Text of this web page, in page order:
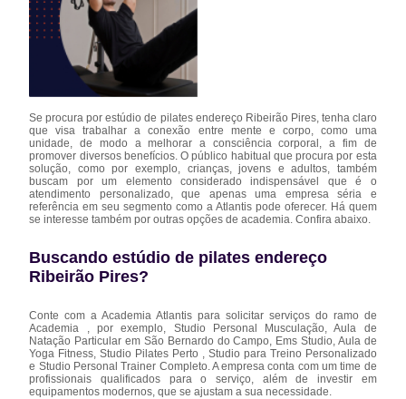
Se procura por estúdio de pilates endereço Ribeirão Pires, tenha claro
que visa trabalhar a conexão entre mente e corpo, como uma
unidade, de modo a melhorar a consciência corporal, a fim de
promover diversos benefícios. O público habitual que procura por esta
solução, como por exemplo, crianças, jovens e adultos, também
buscam por um elemento considerado indispensável que é o
atendimento personalizado, que apenas uma empresa séria e
referência em seu segmento como a Atlantis pode oferecer. Há quem
se interesse também por outras opções de academia. Confira abaixo.
Buscando estúdio de pilates endereço
Ribeirão Pires?
Conte com a Academia Atlantis para solicitar serviços do ramo de
Academia , por exemplo, Studio Personal Musculação, Aula de
Natação Particular em São Bernardo do Campo, Ems Studio, Aula de
Yoga Fitness, Studio Pilates Perto , Studio para Treino Personalizado
e Studio Personal Trainer Completo. A empresa conta com um time de
profissionais qualificados para o serviço, além de investir em
equipamentos modernos, que se ajustam a sua necessidade.